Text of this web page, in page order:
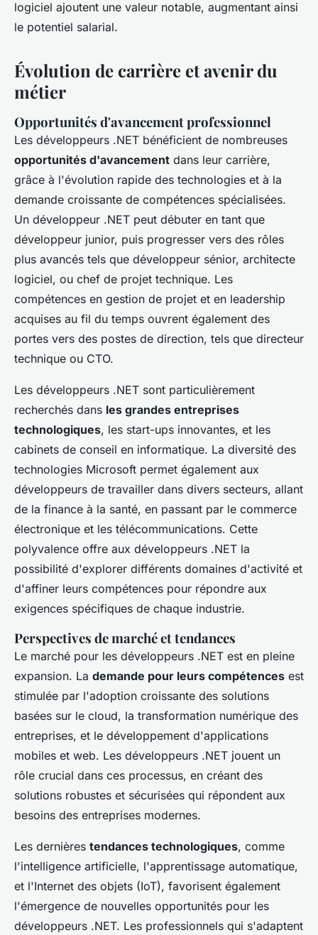
logiciel ajoutent une valeur notable, augmentant ainsi
le potentiel salarial.
Évolution de carrière et avenir du
métier
Opportunités d'avancement professionnel
Les développeurs .NET bénéficient de nombreuses
opportunités d'avancement dans leur carrière,
grâce à l'évolution rapide des technologies et à la
demande croissante de compétences spécialisées.
Un développeur .NET peut débuter en tant que
développeur junior, puis progresser vers des rôles
plus avancés tels que développeur sénior, architecte
logiciel, ou chef de projet technique. Les
compétences en gestion de projet et en leadership
acquises au fil du temps ouvrent également des
portes vers des postes de direction, tels que directeur
technique ou CTO.
Les développeurs .NET sont particulièrement
recherchés dans les grandes entreprises
technologiques, les start-ups innovantes, et les
cabinets de conseil en informatique. La diversité des
technologies Microsoft permet également aux
développeurs de travailler dans divers secteurs, allant
de la finance à la santé, en passant par le commerce
électronique et les télécommunications. Cette
polyvalence offre aux développeurs .NET la
possibilité d'explorer différents domaines d'activité et
d'affiner leurs compétences pour répondre aux
exigences spécifiques de chaque industrie.
Perspectives de marché et tendances
Le marché pour les développeurs .NET est en pleine
expansion. La demande pour leurs compétences est
stimulée par l'adoption croissante des solutions
basées sur le cloud, la transformation numérique des
entreprises, et le développement d'applications
mobiles et web. Les développeurs .NET jouent un
rôle crucial dans ces processus, en créant des
solutions robustes et sécurisées qui répondent aux
besoins des entreprises modernes.
Les dernières tendances technologiques, comme
l'intelligence artificielle, l'apprentissage automatique,
et l'Internet des objets (IoT), favorisent également
l'émergence de nouvelles opportunités pour les
développeurs .NET. Les professionnels qui s'adaptent